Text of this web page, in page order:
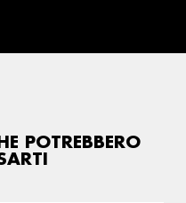
POTREBBERO